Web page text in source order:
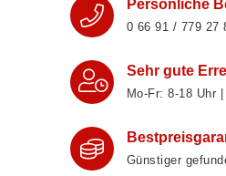
Persönliche
0 66 91 / 779 27
Sehr gute
Mo-Fr: 8‑18 Uhr
Günstiger